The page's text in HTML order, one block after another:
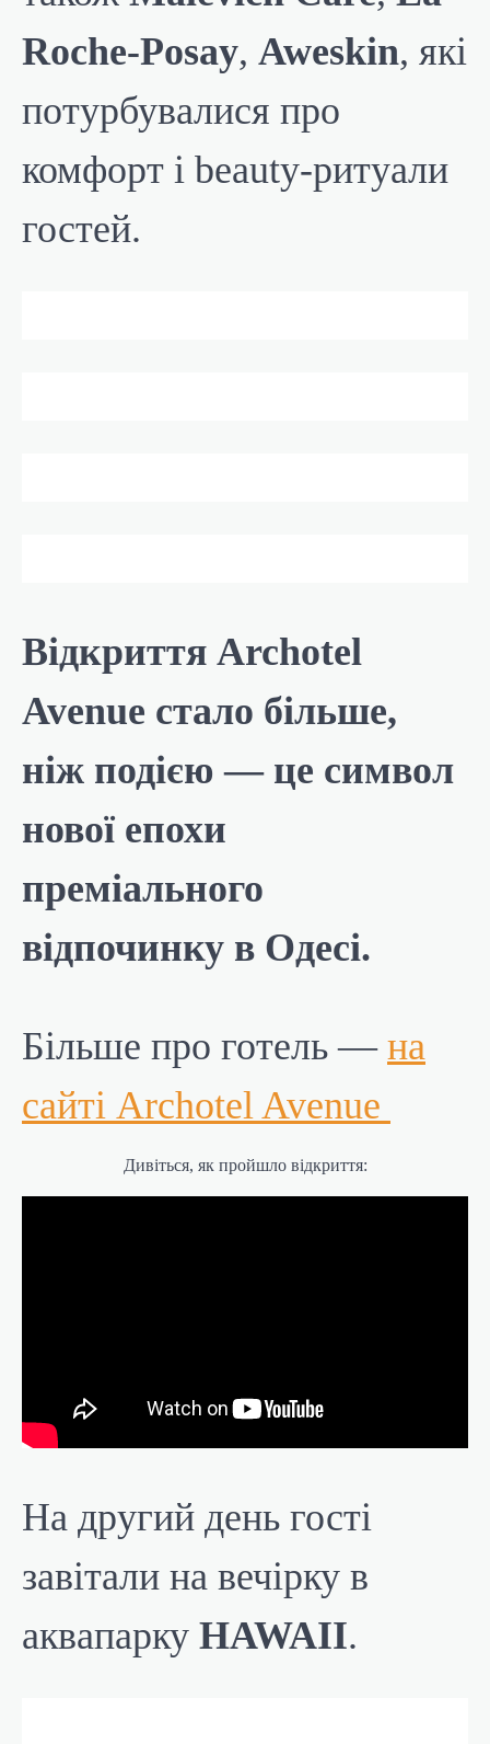
Roche-Posay, Aweskin, які
потурбувалися про
комфорт і beauty-ритуали
гостей.
Відкриття Archotel
Avenue стало більше,
ніж подією — це символ
нової епохи
преміального
відпочинку в Одесі.
Більше про готель — на
сайті Archotel Avenue
Дивіться, як пройшло відкриття:
На другий день гості
завітали на вечірку в
аквапарку HAWAII.